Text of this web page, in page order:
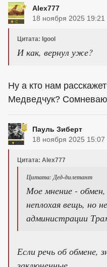
Alex777
18 ноября 2025 19:21
Цитата: Igool
И как, вернул уже?
Ну а кто нам
Медведчук?
Пауль Зиберт
18 ноября 2025 15:07
Цитата: Alex777
Цитата: Дед-дилетант
Мое мнение -
неплохая вещь, но
администрации
Если речь об обмене,